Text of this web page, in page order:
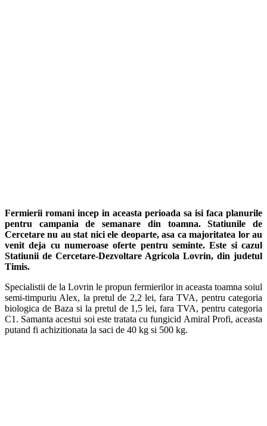
Fermierii romani incep in aceasta perioada sa isi faca planurile
pentru campania de semanare din toamna. Statiunile de
Cercetare nu au stat nici ele deoparte, asa ca majoritatea lor au
venit deja cu numeroase oferte pentru seminte. Este si cazul
Statiunii de Cercetare-Dezvoltare Agricola Lovrin, din judetul
Timis.
Specialistii de la Lovrin le propun fermierilor in aceasta toamna soiul
semi-timpuriu Alex, la pretul de 2,2 lei, fara TVA, pentru categoria
biologica de Baza si la pretul de 1,5 lei, fara TVA, pentru categoria
C1. Samanta acestui soi este tratata cu fungicid Amiral Profi, aceasta
putand fi achizitionata la saci de 40 kg si 500 kg.